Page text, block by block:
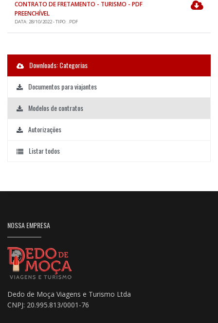
CONTRATO DE FRETAMENTO - TURISMO - PDF
PREENCHÍVEL
DATA: 28/10/2022 - TIPO: .PDF
Downloads: Categorias
Documentos para viajantes
Modelos de contratos
Autorizações
Listar todos
NOSSA EMPRESA
Dedo de Moça Viagens e Turismo Ltda
CNPJ: 20.995.813/0001-76